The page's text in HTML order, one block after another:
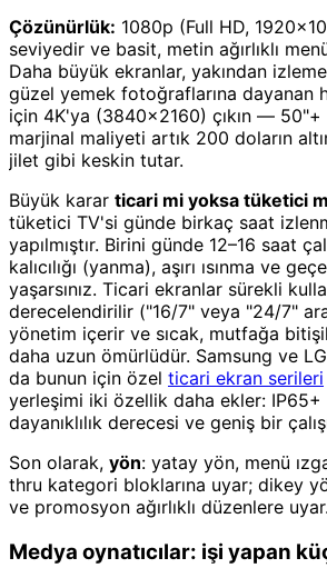
Çözünürlük: 1080p (Full HD,
seviyedir ve basit, metin ağırlıklı
Daha büyük ekranlar, yakından
güzel yemek fotoğraflarına dayanan
için 4K'ya (3840×2160) çıkın — 50"+
marjinal maliyeti artık 200 doların
jilet gibi keskin tutar.
Büyük karar ticari mi yoksa tüketici
tüketici TV'si günde birkaç saat
yapılmıştır. Birini günde 12–16 saat
kalıcılığı (yanma), aşırı ısınma ve
yaşarsınız. Ticari ekranlar sürekli
derecelendirilir ("16/7" veya "24/7"
yönetim içerir ve sıcak, mutfağa
daha uzun ömürlüdür. Samsung ve
da bunun için özel ticari ekran serileri
yerleşimi iki özellik daha ekler: IP65+
dayanıklılık derecesi ve geniş bir
Son olarak, yön: yatay yön, menü
thru kategori bloklarına uyar; dikey
ve promosyon ağırlıklı düzenlere uyar.
Medya oynatıcılar: işi yapan